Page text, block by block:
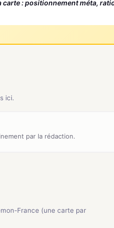
: positionnement méta,
ici.
par la rédaction.
France (une carte par